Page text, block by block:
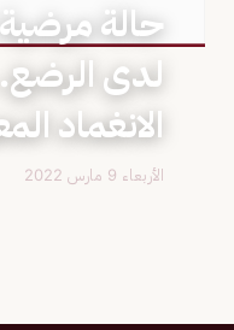
حالة
لدى
الانغماد
الأربعاء 9 مارس 2022